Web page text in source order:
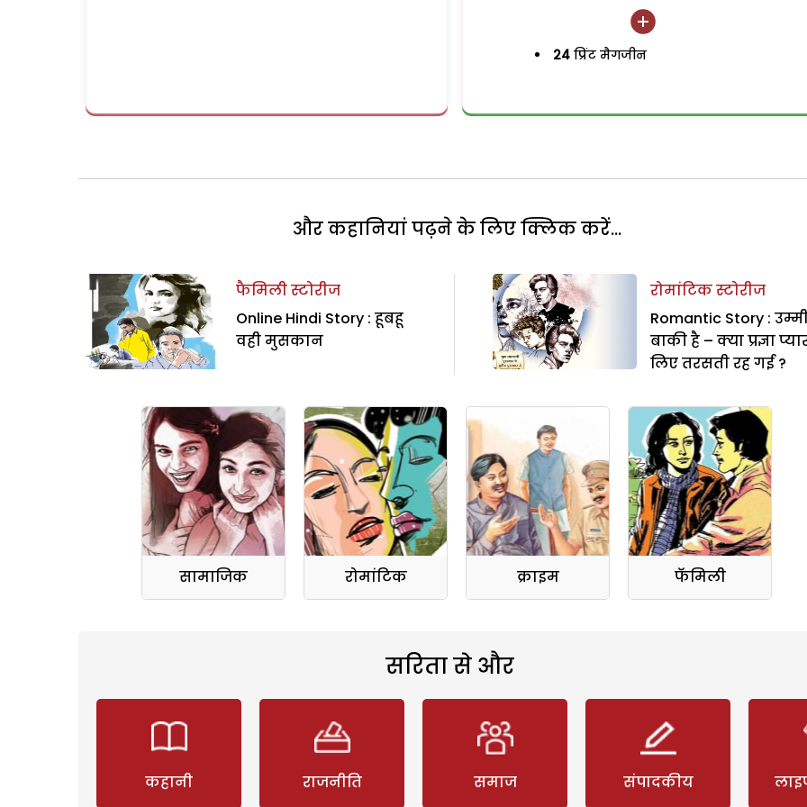
24 प्रिंट मैगजीन
और कहानियां पढ़ने के लिए क्लिक करें...
फैमिली स्टोरीज
Online Hindi Story : हूबहू
वही मुसकान
रोमांटिक स्टोरीज
Romantic Story :
बाकी है – क्या प्रज्ञा
लिए तरसती रह गई ?
सामाजिक रोमांटिक क्राइम फॅमिली
सरिता से और
कहानी राजनीति समाज संपादकीय